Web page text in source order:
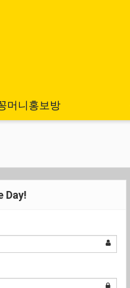
머니홍보방
Day!